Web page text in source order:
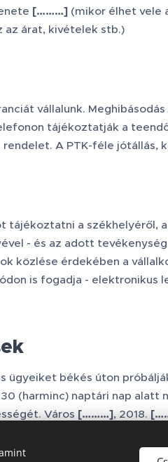
[………] (mikor élhet vele
az árat, kivételek stb.)
vállalunk.
tájékoztatják a
rendelet. A PTK-féle
a székhelyéről,
- és az adott
közlése érdekében a
is fogadja -
ügyeiket békés úton
(harminc) naptári nap
Város[………], 2018.